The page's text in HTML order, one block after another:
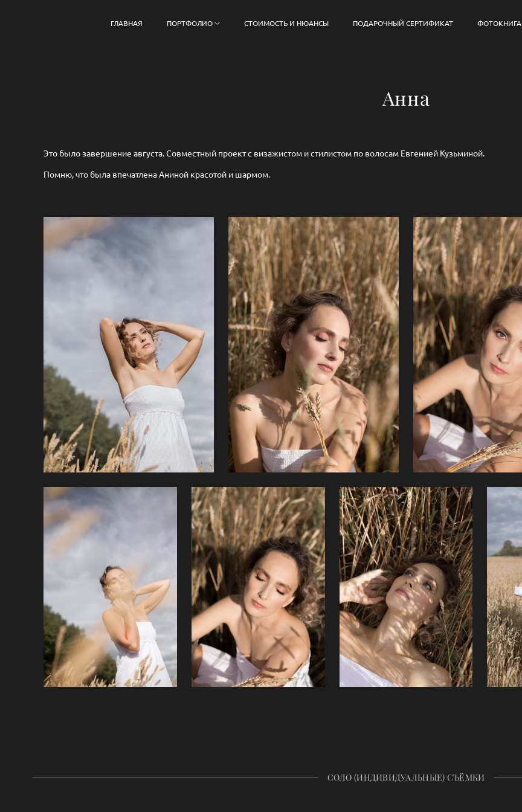
ГЛАВНАЯ ПОРТФОЛИО СТОИМОСТЬ И НЮАНСЫ ПОДАРОЧНЫЙ СЕРТИФИКАТ ФОТОКНИГА
Анна
Это было завершение августа. Совместный проект с визажистом и стилистом по волосам Евгенией Кузьминой.
Помню, что была впечатлена Аниной красотой и шармом.
СОЛО (ИНДИВИДУАЛЬНЫЕ) СЪЁМКИ